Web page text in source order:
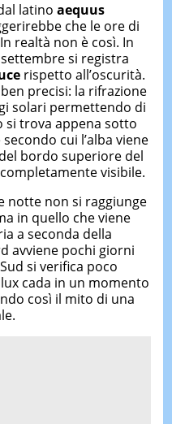
latino aequus
che le ore di
realtà non è così. In
si registra
rispetto all’oscurità.
precisi: la rifrazione
solari permettendo di
si trova appena sotto
cui l’alba viene
bordo superiore del
visibile.
notte non si raggiunge
in quello che viene
a seconda della
avviene pochi giorni
si verifica poco
cada in un momento
così il mito di una